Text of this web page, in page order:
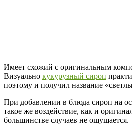
Имеет схожий с оригинальным
Визуально кукурузный сироп
поэтому и получил название
При добавлении в блюда сироп на
такое же воздействие, как и
большинстве случаев не ощущается.